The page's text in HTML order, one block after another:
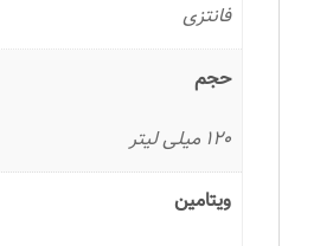
فانتزی
حجم
120 میلی لیتر
ویتامین